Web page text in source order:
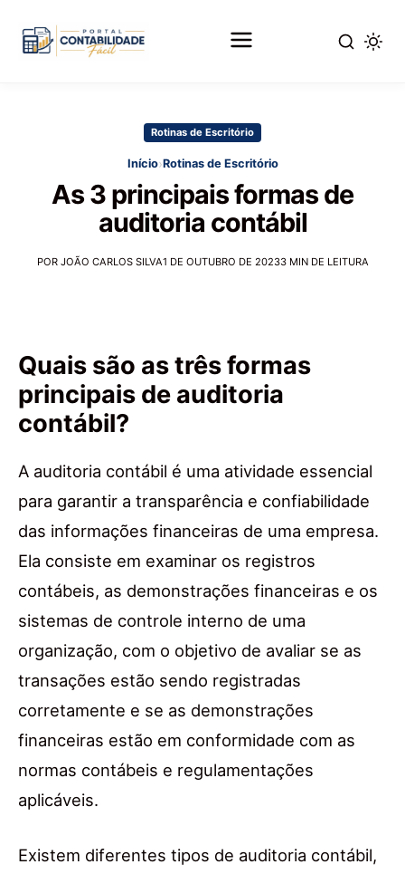
principal
Rotinas de Escritório
Início›Rotinas de Escritório
As 3 principais formas de
auditoria contábil
POR JOÃO CARLOS SILVA1 DE OUTUBRO DE 20233 MIN DE LEITURA
Quais são as três formas
principais de auditoria
contábil?
A auditoria contábil é uma atividade essencial
para garantir a transparência e confiabilidade
das informações financeiras de uma empresa.
Ela consiste em examinar os registros
contábeis, as demonstrações financeiras e os
sistemas de controle interno de uma
organização, com o objetivo de avaliar se as
transações estão sendo registradas
corretamente e se as demonstrações
financeiras estão em conformidade com as
normas contábeis e regulamentações
aplicáveis.
Existem diferentes tipos de auditoria contábil,